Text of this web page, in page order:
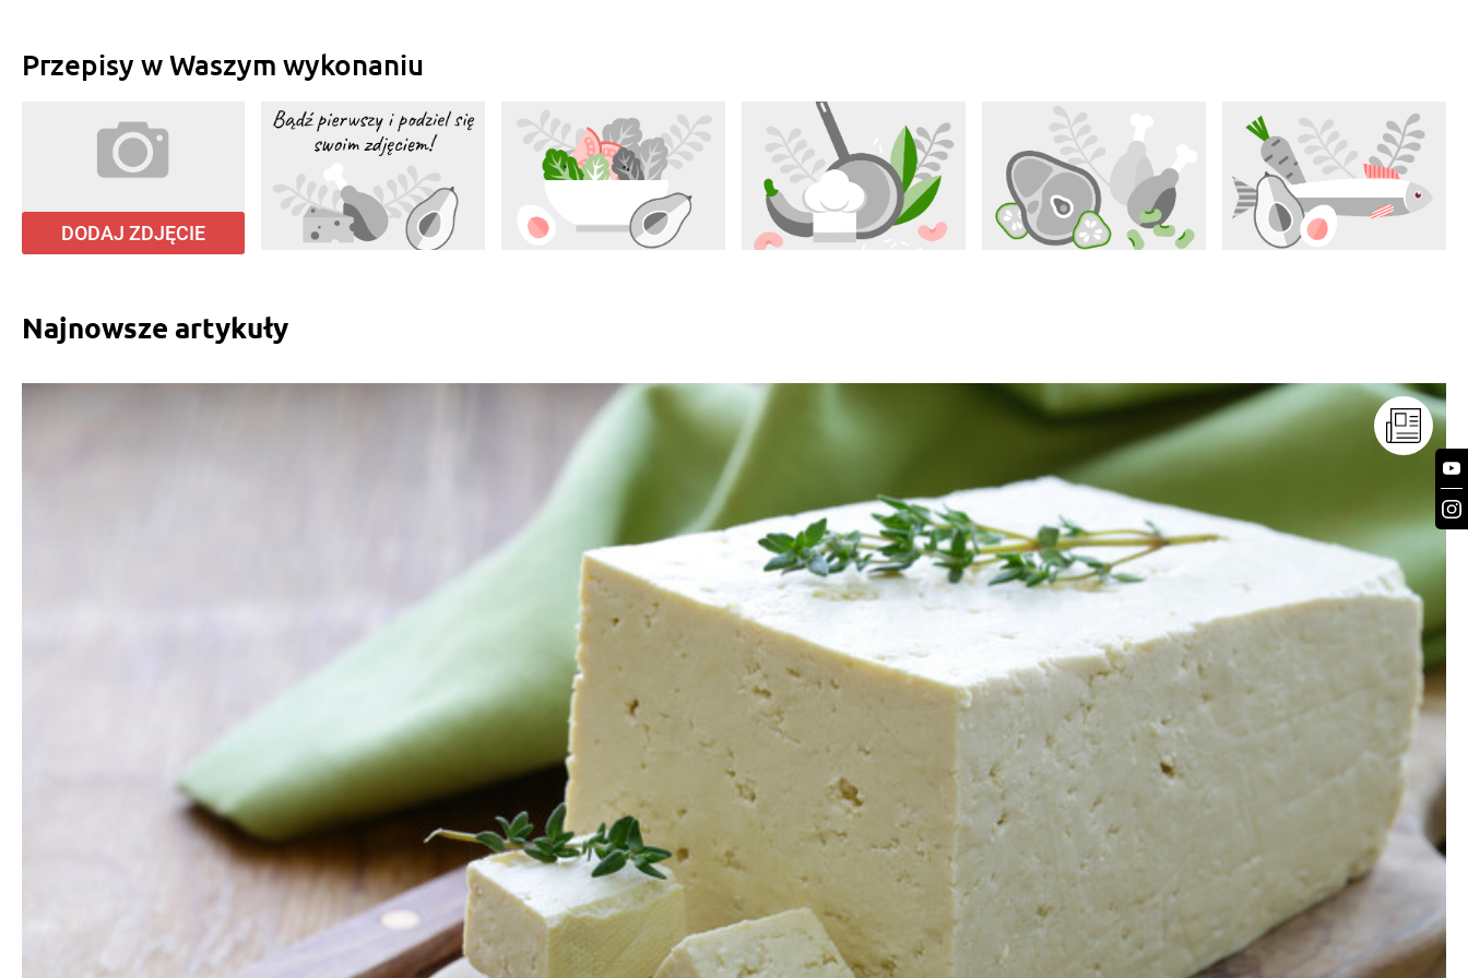
Przepisy w Waszym wykonaniu
DODAJ ZDJĘCIE
Najnowsze artykuły